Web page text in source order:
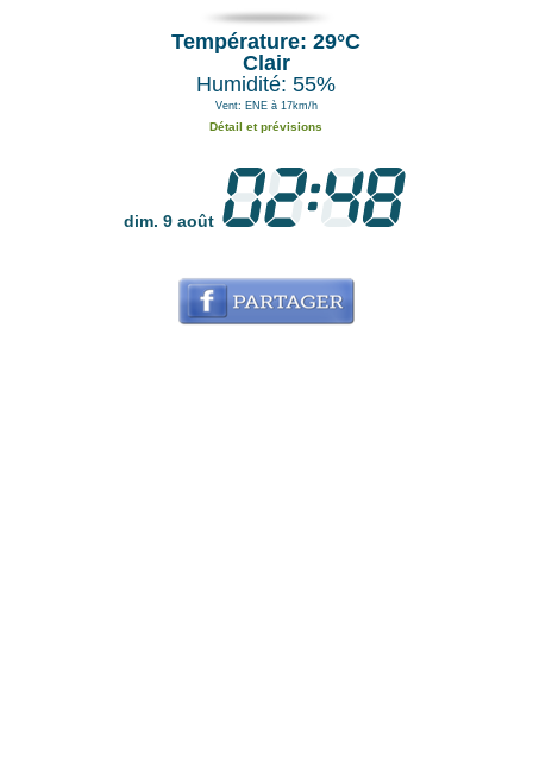
Température: 29°C
Clair
Humidité: 55%
Vent: ENE à 17km/h
Détail et prévisions
dim. 9 août